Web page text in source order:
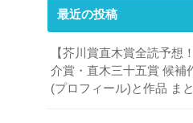
最近の投稿
【芥川賞直木賞全読予想
介賞・直木三十五賞 候補
(プロフィール)と作品 ま